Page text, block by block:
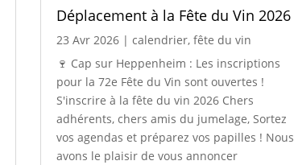
Déplacement à la Fête du Vin 2026
23 Avr 2026 | calendrier, fête du vin
🍷 Cap sur Heppenheim : Les inscriptions
pour la 72e Fête du Vin sont ouvertes !
S'inscrire à la fête du vin 2026 Chers
adhérents, chers amis du jumelage, Sortez
vos agendas et préparez vos papilles ! Nous
avons le plaisir de vous annoncer